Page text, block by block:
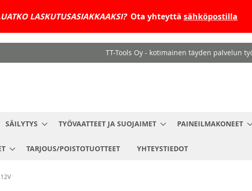
LASKUTUSASIAKKAAKSI?Ota yhteyttä sähköpostilla
TT-Tools Oy - kotimainen täyden palvelun
SÄILYTYS TYÖVAATTEET JA SUOJAIMET PAINEILMAKONEET
TARJOUS/POISTOTUOTTEET YHTEYSTIEDOT
12V